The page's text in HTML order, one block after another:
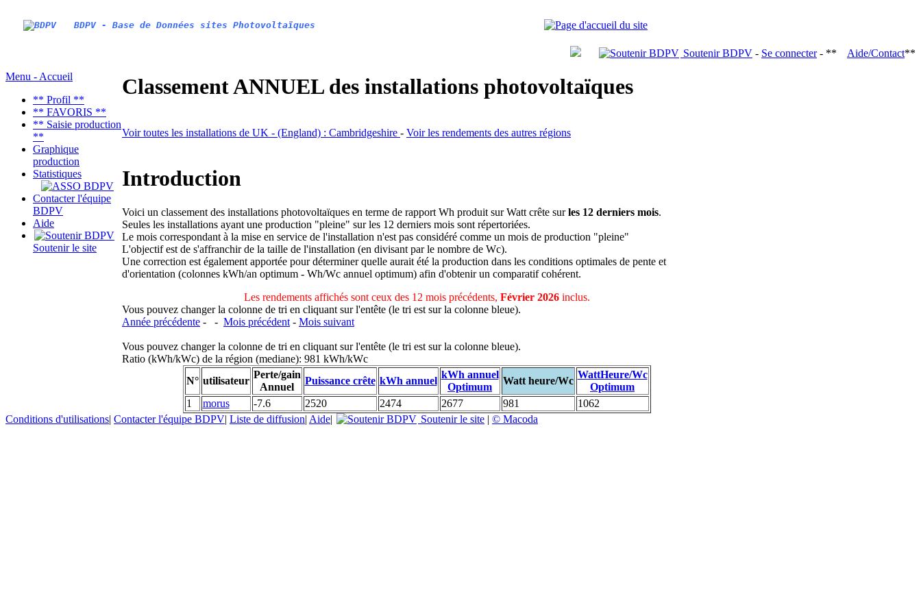
BDPV - Base de Données sites Photovoltaïques
Soutenir BDPV - Se connecter- ** Aide/Contact**
Menu - Accueil
** Profil **
** FAVORIS **
** Saisie production
**
Graphique
production
Statistiques
Contacter l'équipe
BDPV
Aide
Soutenir le site
Classement ANNUEL des installations photovoltaïques
Voir toutes les installations de UK - (England) : Cambridgeshire - Voir les rendements des autres régions
Introduction
Voici un classement des installations photovoltaïques en terme de rapport Wh produit sur Watt crête surles 12 derniers mois.
Seules les installations ayant une production "pleine" sur les 12 derniers mois sont répertoriées.
Le mois correspondant à la mise en service de l'installation n'est pas considéré comme un mois de production "pleine"
L'objectif est de s'affranchir de la taille de l'installation (en divisant par le nombre de Wc).
Une correction est également apportée pour déterminer quelle aurait été la production dans les conditions optimales de pente et
d'orientation (colonnes kWh/an optimum - Wh/Wc annuel optimum) afin d'obtenir un comparatif cohérent.
Les rendements affichés sont ceux des 12 mois précédents, Février 2026inclus.
Vous pouvez changer la colonne de tri en cliquant sur l'entête (le tri est sur la colonne bleue).
Année précédente - - Mois précédent - Mois suivant
Vous pouvez changer la colonne de tri en cliquant sur l'entête (le tri est sur la colonne bleue).
Ratio (kWh/kWc) de la région (mediane): 981 kWh/kWc
N° utilisateur
Perte/gain
Annuel
Puissance crête kWh annuel
kWh annuel
Optimum
Watt heure/Wc
WattHeure/Wc
Optimum
1
morus -7.6 2520 2474 2677 981
1062
Conditions d'utilisations| Contacter l'équipe BDPV| Liste de diffusion| Aide| Soutenir le site | © Macoda